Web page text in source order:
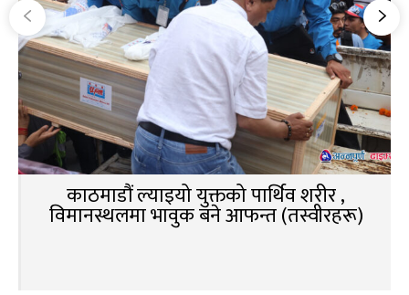
काठमाडौं ल्याइयो युक्तको पार्थिव शरीर ,
विमानस्थलमा भावुक बने आफन्त (तस्वीरहरू)